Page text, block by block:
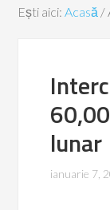
Ești aici:Acasă /
lunar
ianuarie 7,